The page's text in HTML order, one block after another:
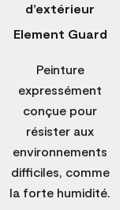
d’extérieur
Element Guard
Peinture
expressément
conçue pour
résister aux
environnements
difficiles, comme
la forte humidité.